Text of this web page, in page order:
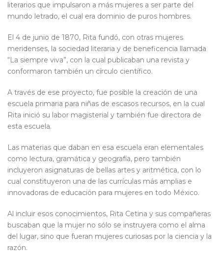
literarios que impulsaron a más mujeres a ser parte del
mundo letrado, el cual era dominio de puros hombres.
El 4 de junio de 1870, Rita fundó, con otras mujeres
meridenses, la sociedad literaria y de beneficencia llamada
“La siempre viva”, con la cual publicaban una revista y
conformaron también un círculo científico.
A través de ese proyecto, fue posible la creación de una
escuela primaria para niñas de escasos recursos, en la cual
Rita inició su labor magisterial y también fue directora de
esta escuela.
Las materias que daban en esa escuela eran elementales
como lectura, gramática y geografía, pero también
incluyeron asignaturas de bellas artes y aritmética, con lo
cual constituyeron una de las currículas más amplias e
innovadoras de educación para mujeres en todo México.
Al incluir esos conocimientos, Rita Cetina y sus compañeras
buscaban que la mujer no sólo se instruyera como el alma
del lugar, sino que fueran mujeres curiosas por la ciencia y la
razón.